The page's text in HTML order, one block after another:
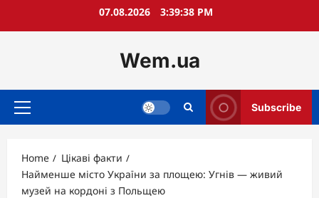
07.08.2026 3:39:40 PM
Wem.ua
Primary
Subscribe
Home
Цікаві факти
Найменше місто України за площею: Угнів — живий
музей на кордоні з Польщею